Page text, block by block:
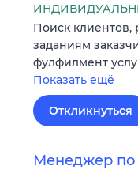
Поиск клиентов,
заданиям
фулфилмент
Показать ещё
Откликнуться
Менеджер по